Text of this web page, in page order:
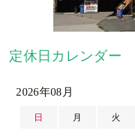
定休日カレンダー
2026年08月
日 月 火